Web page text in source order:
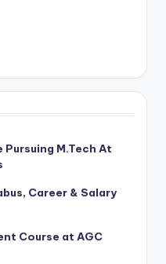
Pursuing M.Tech At
Career & Salary
Course at AGC